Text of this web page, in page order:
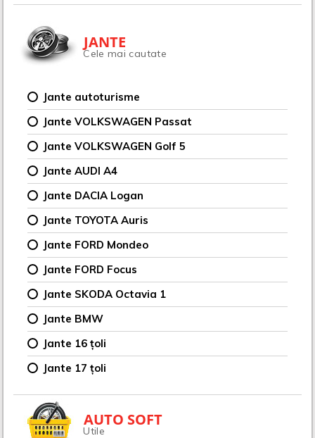
JANTE
Cele mai cautate
Jante autoturisme
Jante VOLKSWAGEN Passat
Jante VOLKSWAGEN Golf 5
Jante AUDI A4
Jante DACIA Logan
Jante TOYOTA Auris
Jante FORD Mondeo
Jante FORD Focus
Jante SKODA Octavia 1
Jante BMW
Jante 16 țoli
Jante 17 țoli
AUTO SOFT
Utile